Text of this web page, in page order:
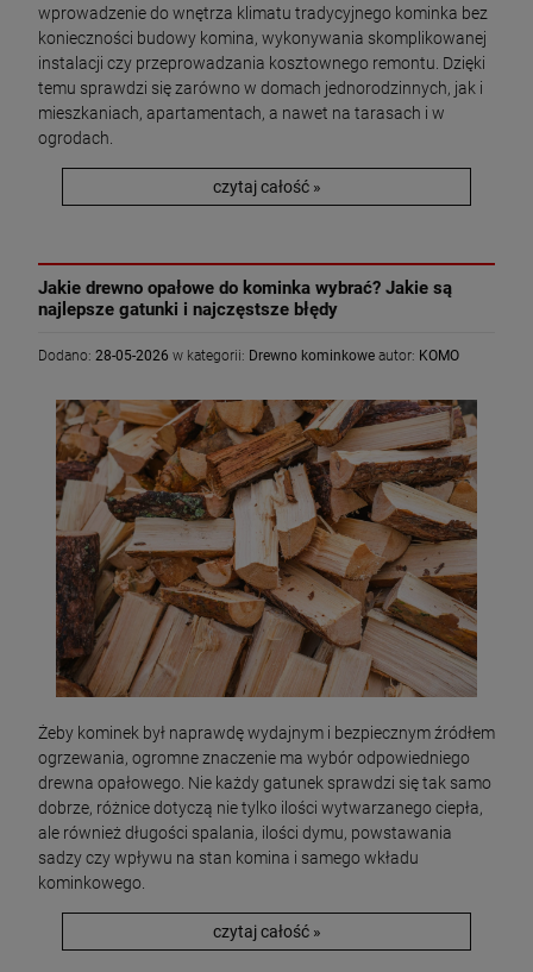
wprowadzenie do wnętrza klimatu tradycyjnego kominka bez
konieczności budowy komina, wykonywania skomplikowanej
instalacji czy przeprowadzania kosztownego remontu. Dzięki
temu sprawdzi się zarówno w domach jednorodzinnych, jak i
mieszkaniach, apartamentach, a nawet na tarasach i w
ogrodach.
czytaj całość »
Jakie drewno opałowe do kominka wybrać? Jakie są
najlepsze gatunki i najczęstsze błędy
Dodano: 28-05-2026 w kategorii: Drewno kominkowe autor: KOMO
Żeby kominek był naprawdę wydajnym i bezpiecznym źródłem
ogrzewania, ogromne znaczenie ma wybór odpowiedniego
drewna opałowego. Nie każdy gatunek sprawdzi się tak samo
dobrze, różnice dotyczą nie tylko ilości wytwarzanego ciepła,
ale również długości spalania, ilości dymu, powstawania
sadzy czy wpływu na stan komina i samego wkładu
kominkowego.
czytaj całość »